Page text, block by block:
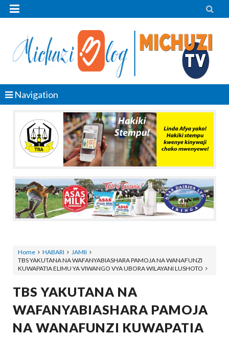
 
Navigation
Home HABARI
JAMII
TBS YAKUTANA NA WAFANYABIASHARA PAMOJA NA WANAFUNZI
KUWAPATIA ELIMU YA VIWANGO VYA UBORA WILAYANI LUSHOTO
TBS YAKUTANA NA
WAFANYABIASHARA PAMOJA
NA WANAFUNZI KUWAPATIA